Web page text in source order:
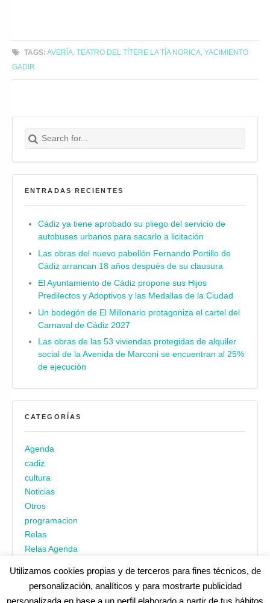
TAGS: AVERÍA ,TEATRO DEL TÍTERE LA TÍA NORICA ,YACIMIENTO
GADIR
Search for:
Buscar
ENTRADAS RECIENTES
Cádiz ya tiene aprobado su pliego del servicio de
autobuses urbanos para sacarlo a licitación
Las obras del nuevo pabellón Fernando Portillo de
Cádiz arrancan 18 años después de su clausura
El Ayuntamiento de Cádiz propone sus Hijos
Predilectos y Adoptivos y las Medallas de la Ciudad
Un bodegón de El Millonario protagoniza el cartel del
Carnaval de Cádiz 2027
Las obras de las 53 viviendas protegidas de alquiler
social de la Avenida de Marconi se encuentran al 25%
de ejecución
CATEGORÍAS
Agenda
cadiz
cultura
Noticias
Otros
programacion
Relas
Relas Agenda
Utilizamos cookies propias y de terceros para fines técnicos, de
personalización, analíticos y para mostrarte publicidad
personalizada en base a un perfil elaborado a partir de tus hábitos